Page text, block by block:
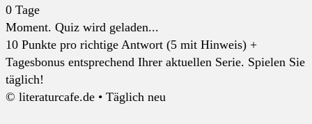
0 Tage
Moment. Quiz wird geladen...
10 Punkte pro richtige Antwort (5 mit Hinweis) +
Tagesbonus entsprechend Ihrer aktuellen Serie. Spielen Sie
täglich!
© literaturcafe.de • Täglich neu